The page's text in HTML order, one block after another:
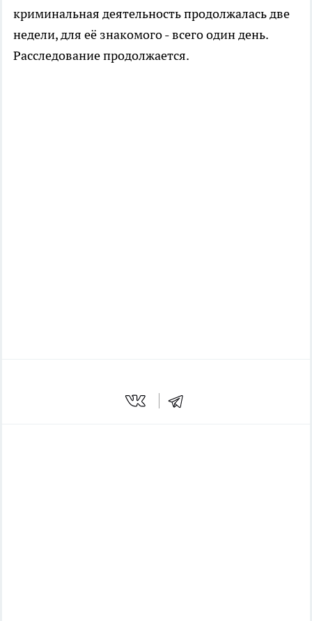
криминальная деятельность продолжалась две
недели, для её знакомого - всего один день.
Расследование продолжается.